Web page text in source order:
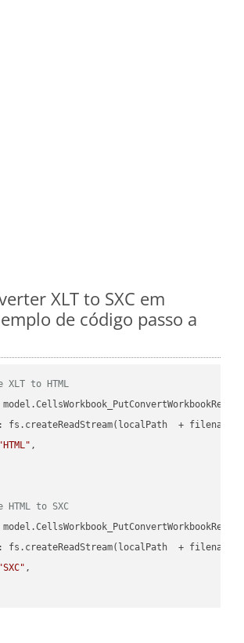
XLT to SXC em
de código passo a
XLT to HTML
fs.createReadStream(localPath  + filename
"HTML" ,
HTML to SXC
fs.createReadStream(localPath  + filename
"SXC" ,